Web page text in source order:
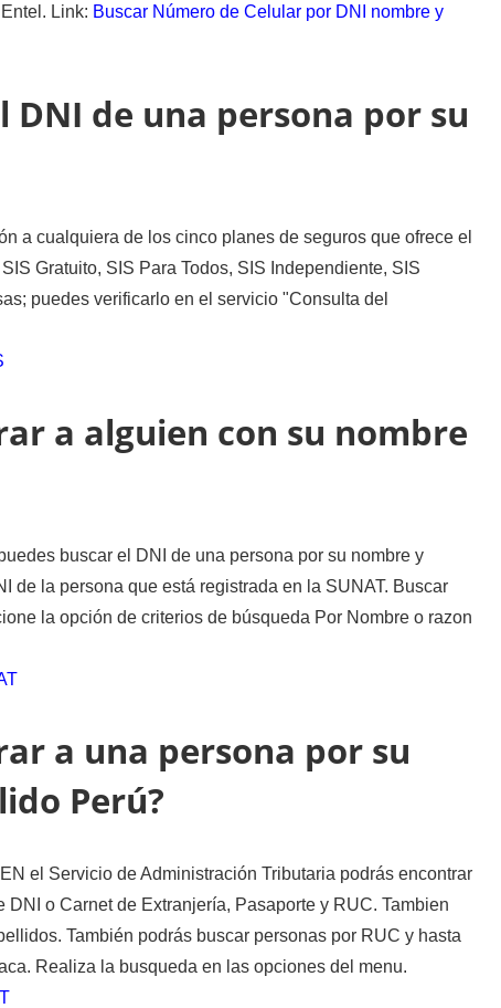
Link: Buscar Número de Celular por DNI nombre y
DNI de una persona por su
a cualquiera de los cinco planes de seguros que ofrece el
Gratuito, SIS Para Todos, SIS Independiente, SIS
puedes verificarlo en el servicio "Consulta del
a alguien con su nombre
buscar el DNI de una persona por su nombre y
de la persona que está registrada en la SUNAT. Buscar
la opción de criterios de búsqueda Por Nombre o razon
a una persona por su
Perú?
el Servicio de Administración Tributaria podrás encontrar
DNI o Carnet de Extranjería, Pasaporte y RUC. Tambien
También podrás buscar personas por RUC y hasta
Realiza la busqueda en las opciones del menu.